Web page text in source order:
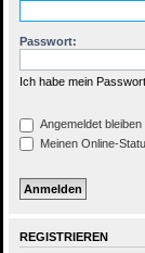
Passwort:
Ich habe mein
Angemeldet bleiben
Meinen Online-
REGISTRIEREN